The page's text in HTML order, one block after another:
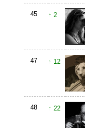
45 ↑ 2
47 ↑ 12
48 ↑ 22